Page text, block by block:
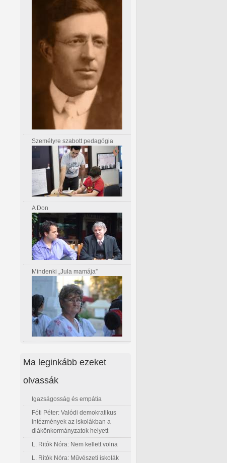
Személyre szabott pedagógia
A Don
Mindenki „Jula mamája”
Ma leginkább ezeket
olvassák
Igazságosság és empátia
Fóti Péter: Valódi demokratikus
intézmények az iskolákban a
diákönkormányzatok helyett
L. Ritók Nóra: Nem kellett volna
L. Ritók Nóra: Művészeti iskolák